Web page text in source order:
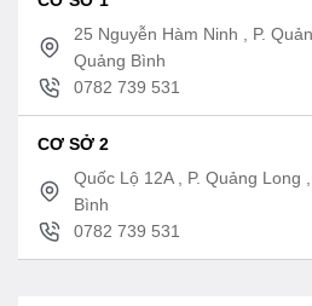
25 Nguyễn Hàm Ninh , P.
Quảng Bình
0782 739 531
CƠ SỞ 2
Quốc Lộ 12A , P. Quảng Long
Bình
0782 739 531